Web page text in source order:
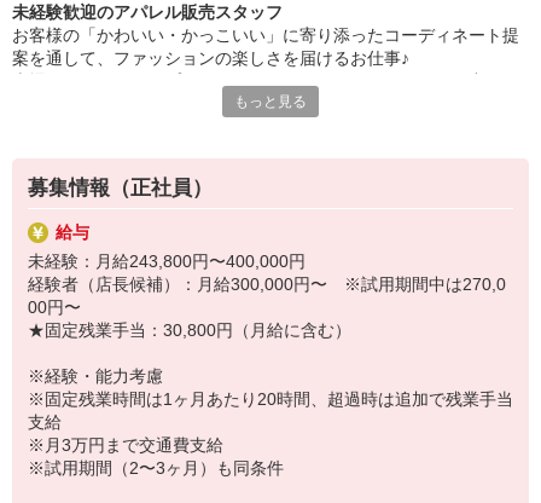
【ライブラリースペース（会社内）有】
様々な分野の本を常備！ショップスタッフの利用可能。
【1シーズン1〜2コーデ分支給（規定あり）】
■安定経営！続々新店OPEN
■半月前に翌月のシフト完成
■入社特典有※配属による
■50％の社員割引・制服無料支給有
未経験歓迎のアパレル販売スタッフ
お客様の「かわいい・かっこいい」に寄り添ったコーディネート提
案を通して、ファッションの楽しさを届けるお仕事♪
未経験からでも研修制度でしっかり成長でき、オシャレも人とのつ
ながりも思いっきり楽しめますよ。
希望や適性に合わせ、着実にステップUPが目指せる環境が整ってい
ます。
＼オンライン会社説明会を実施します／
7/30（木）13：00 ／ 8/7（金）16：00
https://www.instagram.com/aiia_recruit/
＼永年勤続表彰有／
◆勤続5年・15年の節目に社員の新たな挑戦を応援する制有。
趣味・スキル習得など社員自身の成長につながる活動を応援しま
もっと見る
募集情報（正社員）
給与
未経験：月給243,800円〜400,000円
経験者（店長候補）：月給300,000円〜 ※試用期間中は270,0
00円〜
★固定残業手当：30,800円（月給に含む）
※経験・能力考慮
※固定残業時間は1ヶ月あたり20時間、超過時は追加で残業手当
支給
※月3万円まで交通費支給
※試用期間（2〜3ヶ月）も同条件